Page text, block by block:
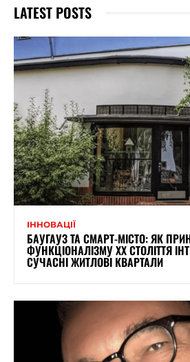
LATEST POSTS
ІННОВАЦІЇ
БАУГАУЗ ТА СМАРТ-МІСТО: ЯК
ФУНКЦІОНАЛІЗМУ XX СТОЛІТТЯ
СУЧАСНІ ЖИТЛОВІ КВАРТАЛИ